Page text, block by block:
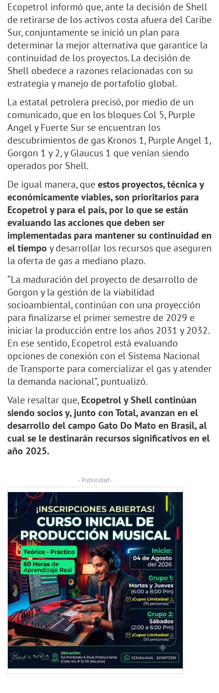
Ecopetrol informó que, ante la decisión de Shell
de retirarse de los activos costa afuera del Caribe
Sur, conjuntamente se inició un plan para
determinar la mejor alternativa que garantice la
continuidad de los proyectos. La decisión de
Shell obedece a razones relacionadas con su
estrategia y manejo de portafolio global.
La estatal petrolera precisó, por medio de un
comunicado, que en los bloques Col 5, Purple
Angel y Fuerte Sur se encuentran los
descubrimientos de gas Kronos 1, Purple Angel 1,
Gorgon 1 y 2, y Glaucus 1 que venían siendo
operados por Shell.
De igual manera, queestos proyectos, técnica y
económicamente viables, son prioritarios para
Ecopetrol y para el país, por lo que se están
evaluando las acciones que deben ser
implementadas para mantener su continuidad en
el tiempo y desarrollar los recursos que aseguren
la oferta de gas a mediano plazo.
“La maduración del proyecto de desarrollo de
Gorgon y la gestión de la viabilidad
socioambiental, continúan con una proyección
para finalizarse el primer semestre de 2029 e
iniciar la producción entre los años 2031 y 2032.
En ese sentido, Ecopetrol está evaluando
opciones de conexión con el Sistema Nacional
de Transporte para comercializar el gas y atender
la demanda nacional”, puntualizó.
Vale resaltar que,Ecopetrol y Shell continúan
siendo socios y, junto con Total, avanzan en el
desarrollo del campo Gato Do Mato en Brasil, al
cual se le destinarán recursos significativos en el
año 2025.
- Publicidad -